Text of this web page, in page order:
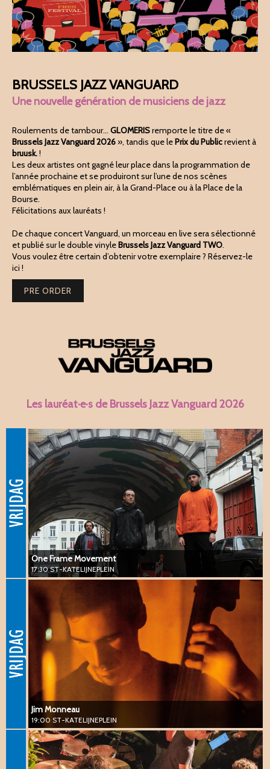
BRUSSELS JAZZ VANGUARD
Une nouvelle génération de musiciens de jazz
Roulements de tambour... GLOMERISremporte le titre de «
Brussels Jazz Vanguard 2026», tandis que lePrix du Publicrevient à
bruusk.!
Les deux artistes ont gagné leur place dans la programmation de
l’année prochaine et se produiront sur l’une de nos scènes
emblématiques en plein air, à la Grand-Place ou à la Place de la
Bourse.
Félicitations aux lauréats !
De chaque concert Vanguard, un morceau en live sera sélectionné
et publié sur le double vinyleBrussels Jazz Vanguard TWO.
Vous voulez être certain d’obtenir votre exemplaire ? Réservez-le
ici !
PRE ORDER
Les lauréat·e·s de Brussels Jazz Vanguard 2026
One Frame Movement
17:30 ST-KATELIJNEPLEIN
One Frame Movement
17:30 ST-KATELIJNEPLEIN
#vanguard #jazz #piano
Jim Monneau
19:00 ST-KATELIJNEPLEIN
Jim Monneau
19:00 ST-KATELIJNEPLEIN
#vanguard #jazz #piano
bruusk.
20:30 ST-KATELIJNEPLEIN
#vanguard #jazz #fusion #afrobeat #drum&bass